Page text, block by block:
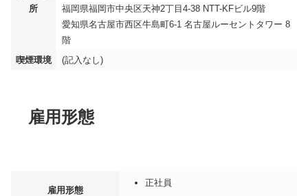
所
福岡県福岡市中央区天神2丁目4-38 NTT-KFビル9階
愛知県名古屋市西区牛島町6-1 名古屋ルーセントタワー 8
階
喫煙環境
(記入なし)
雇用形態
雇用形態
正社員